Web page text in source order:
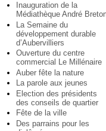
Inauguration de la
Médiathèque André
La Semaine du
développement durable
d’Aubervilliers
Ouverture du centre
commercial Le Millénaire
Auber fête la nature
La parole aux jeunes
Election des présidents
des conseils de quartier
Fête de la ville
Des parrains pour les